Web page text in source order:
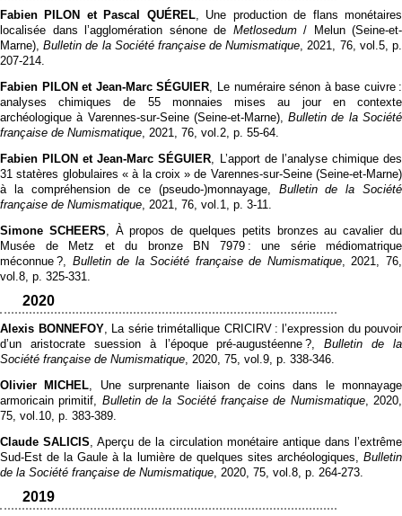
Fabien PILON et Pascal QUÉREL, Une production de flans monétaires
localisée dans l’agglomération sénone de Metlosedum/ Melun (Seine-et-
Marne),Bulletin de la Société française de Numismatique , 2021, 76, vol.5, p.
207‑214.
Fabien PILON et Jean-Marc SÉGUIER , Le numéraire sénon à base cuivre :
analyses chimiques de 55 monnaies mises au jour en contexte
archéologique à Varennes-sur-Seine (Seine-et-Marne),Bulletin de la Société
française de Numismatique , 2021, 76, vol.2, p. 55‑64.
Fabien PILON et Jean-Marc SÉGUIER , L’apport de l’analyse chimique des
31 statères globulaires « à la croix » de Varennes-sur-Seine (Seine-et-Marne)
à la compréhension de ce (pseudo-)monnayage, Bulletin de la Société
française de Numismatique , 2021, 76, vol.1, p. 3‑11.
Simone SCHEERS , À propos de quelques petits bronzes au cavalier du
Musée de Metz et du bronze BN 7979 : une série médiomatrique
méconnue ?, Bulletin de la Société française de Numismatique, 2021, 76,
vol.8, p. 325‑331.
2020
Alexis BONNEFOY, La série trimétallique CRICIRV : l’expression du pouvoir
d’un aristocrate suession à l’époque pré-augustéenne ?,Bulletin de la
Société française de Numismatique , 2020, 75, vol.9, p. 338‑346.
Olivier MICHEL , Une surprenante liaison de coins dans le monnayage
armoricain primitif, Bulletin de la Société française de Numismatique, 2020,
75, vol.10, p. 383‑389.
Claude SALICIS , Aperçu de la circulation monétaire antique dans l’extrême
Sud-Est de la Gaule à la lumière de quelques sites archéologiques, Bulletin
de la Société française de Numismatique , 2020, 75, vol.8, p. 264‑273.
2019